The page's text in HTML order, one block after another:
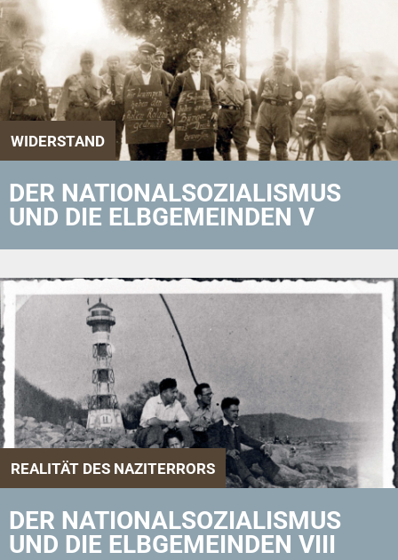
WIDERSTAND
DER NATIONALSOZIALISMUS
UND DIE ELBGEMEINDEN V
REALITÄT DES NAZITERRORS
DER NATIONALSOZIALISMUS
UND DIE ELBGEMEINDEN VIII